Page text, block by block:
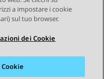
a impostare i cookie
sul tuo browser.
dei Cookie